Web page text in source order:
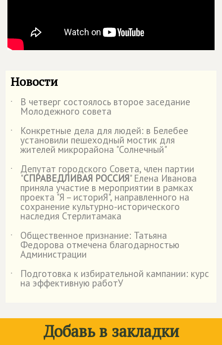
Новости
˙ В четверг состоялось второе заседание
Молодежного совета
˙
Конкретные дела для людей: в Белебее
установили пешеходный мостик для
жителей микрорайона "Солнечный"
˙
Депутат городского Совета, член партии
"СПРАВЕДЛИВАЯ РОССИЯ" Елена Иванова
приняла участие в мероприятии в рамках
проекта "Я – историЯ", направленного на
сохранение культурно-исторического
наследия Стерлитамака
˙
Общественное признание: Татьяна
Федорова отмечена благодарностью
Администрации
˙
Подготовка к избирательной кампании: курс
на эффективную работУ
Добавь в закладки